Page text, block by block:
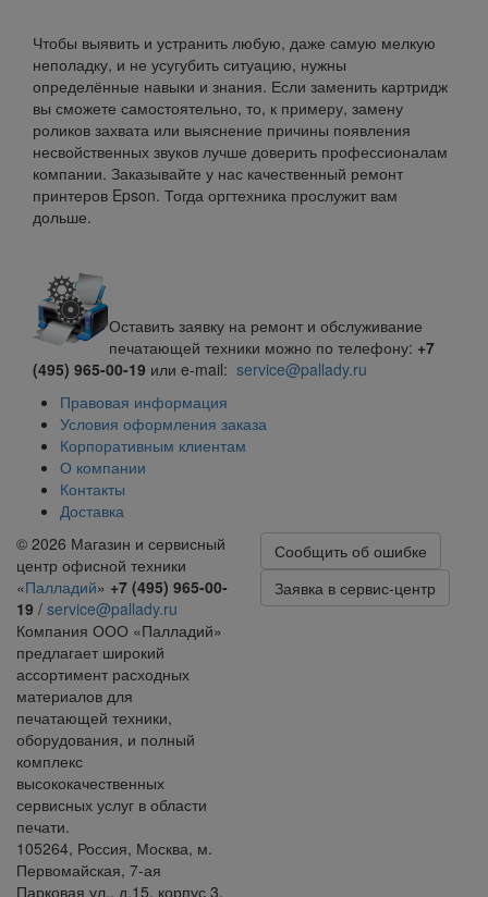
Чтобы выявить и устранить любую, даже самую мелкую
неполадку, и не усугубить ситуацию, нужны
определённые навыки и знания. Если заменить картридж
вы сможете самостоятельно, то, к примеру, замену
роликов захвата или выяснение причины появления
несвойственных звуков лучше доверить профессионалам
компании. Заказывайте у нас качественный ремонт
принтеров Epson. Тогда оргтехника прослужит вам
дольше.
Оставить заявку на ремонт и обслуживание
печатающей техники можно по телефону: +7
(495) 965-00-19 или e-mail: service@pallady.ru
Правовая информация
Условия оформления заказа
Корпоративным клиентам
О компании
Контакты
Доставка
© 2026 Магазин и сервисный
центр офисной техники
«Палладий» +7 (495) 965-00-
19 / service@pallady.ru
Компания ООО «Палладий»
предлагает широкий
ассортимент расходных
материалов для
печатающей техники,
оборудования, и полный
комплекс
высококачественных
сервисных услуг в области
печати.
105264, Россия, Москва, м.
Первомайская, 7-ая
Парковая ул., д.15, корпус 3.
Сообщить об ошибке
Заявка в сервис-центр